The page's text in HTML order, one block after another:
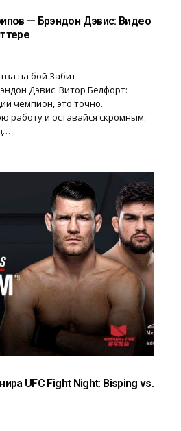
— Брэндон Дэвис: Видео
на бой Забит
Дэвис. Витор Белфорт:
чемпион, это точно.
работу и оставайся скромным.
UFC Fight Night: Bisping vs.